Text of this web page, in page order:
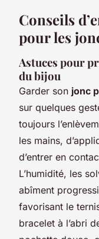
Conseils
pour les
Astuces pour
du bijou
Garder son jonc
sur quelques
toujours
les mains,
d’entrer en
L’humidité, les
abîment
favorisant le
bracelet à l’abri